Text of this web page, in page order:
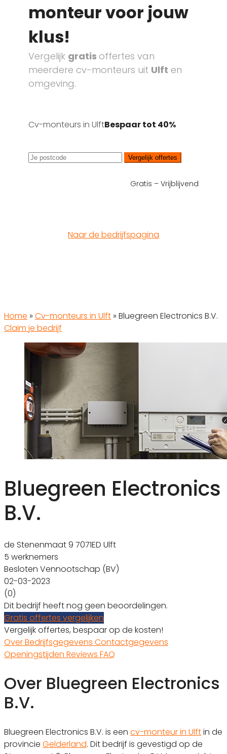
monteur voor jouw
klus!
Vergelijk gratis offertes van
meerdere cv-monteurs uit Ulft en
omgeving.
Cv-monteurs in UlftBespaar tot 40%
Vergelijk offertes
Gratis – Vrijblijvend
Naar de bedrijfspagina
Home » Cv-monteurs in Ulft » Bluegreen Electronics B.V.
Claim je bedrijf
Bluegreen Electronics
B.V.
de Stenenmaat 9 7071ED Ulft
5 werknemers
Besloten Vennootschap (BV)
02-03-2023
(0)
Dit bedrijf heeft nog geen beoordelingen.
Gratis offertes vergelijken
Vergelijk offertes, bespaar op de kosten!
OverBedrijfsgegevens Contactgegevens
Openingstijden Reviews FAQ
Over Bluegreen Electronics
B.V.
Bluegreen Electronics B.V. is een cv-monteur in Ulftin de
provincie Gelderland. Dit bedrijf is gevestigd op de